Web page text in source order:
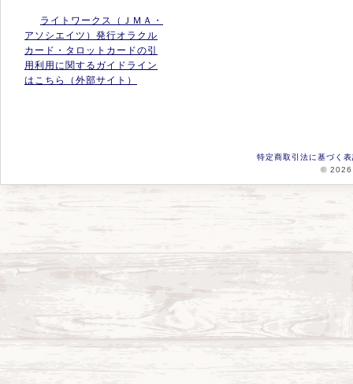
ライトワークス（ＪＭＡ・
アソシエイツ）発行オラクル
カード・タロットカードの引
用利用に関するガイドライン
はこちら（外部サイト）
特定商取引法に基づく
© 2026